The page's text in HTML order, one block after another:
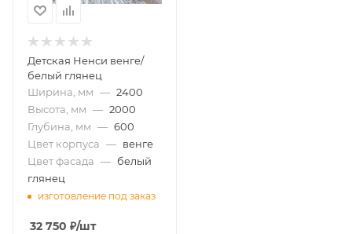
Детская Ненси венге/
белый глянец
Ширина, мм — 2400
Высота, мм — 2000
Глубина, мм — 600
Цвет корпуса — венге
Цвет фасада — белый
глянец
изготовление под заказ
32 750 ₽/шт